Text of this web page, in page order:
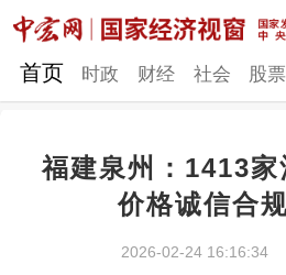
网站地
财经
首页 时政 财经 社会 股票
福建泉州：1413
价格诚信合
2026-02-24 16:16:34